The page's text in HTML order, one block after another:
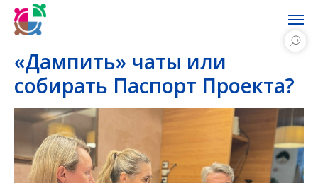
«Дампить» чаты или
собирать Паспорт Проекта?